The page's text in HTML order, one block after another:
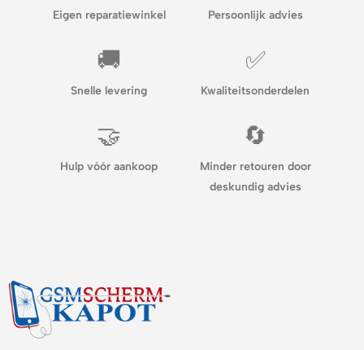
Eigen reparatiewinkel Persoonlijk advies
🚚
Snelle levering
✅
Kwaliteitsonderdelen
🤝
Hulp vóór aankoop
🔄
Minder retouren door
deskundig advies